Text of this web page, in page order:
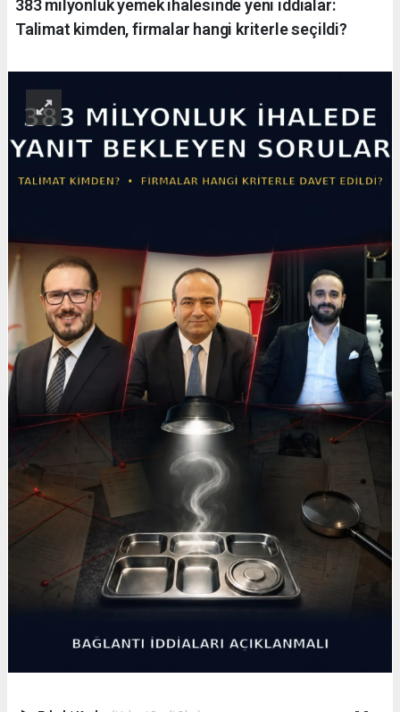
383 milyonluk yemek ihalesinde yeni iddialar:
Talimat kimden, firmalar hangi kriterle seçildi?